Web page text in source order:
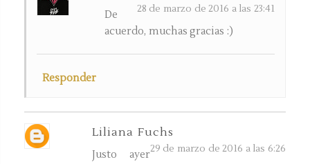
28 de marzo de 2016 a las 23:41
De
acuerdo, muchas gracias :)
Responder
Liliana Fuchs
29 de marzo de 2016 a las 6:26
Justo ayer